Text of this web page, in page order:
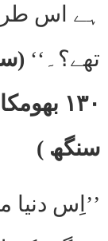
ہے اس
تھے؟۔‘‘
سنگھ )
’’اِس دنیا